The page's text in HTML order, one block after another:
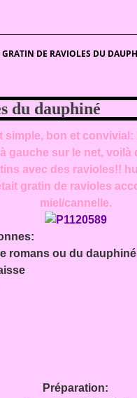
GRATIN DE RAVIOLES DU
du dauphiné
simple, bon et convivial:
gauche sur le net,
avec des ravioles!!
gratin de ravioles
miel/cannelle.
romans ou du
Préparation: